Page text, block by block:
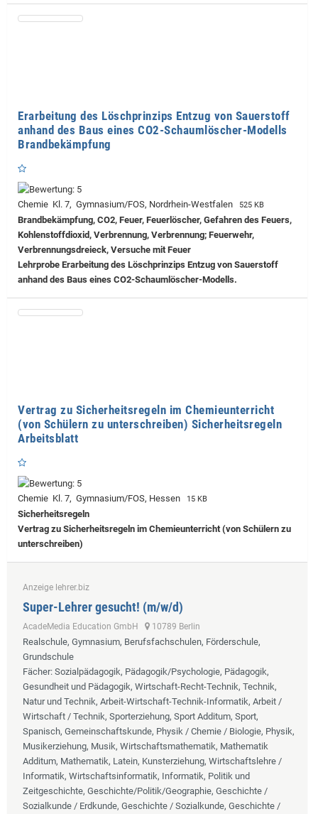
Erarbeitung des Löschprinzips Entzug von Sauerstoff
anhand des Baus eines CO2-Schaumlöscher-Modells
Brandbekämpfung
Chemie Kl. 7, Gymnasium/FOS, Nordrhein-Westfalen 525 KB
Brandbekämpfung, CO2, Feuer, Feuerlöscher, Gefahren des Feuers,
Kohlenstoffdioxid, Verbrennung, Verbrennung; Feuerwehr,
Verbrennungsdreieck, Versuche mit Feuer
Lehrprobe Erarbeitung des Löschprinzips Entzug von Sauerstoff
anhand des Baus eines CO2-Schaumlöscher-Modells.
Vertrag zu Sicherheitsregeln im Chemieunterricht
(von Schülern zu unterschreiben) Sicherheitsregeln
Arbeitsblatt
Chemie Kl. 7, Gymnasium/FOS, Hessen 15 KB
Sicherheitsregeln
Vertrag zu Sicherheitsregeln im Chemieunterricht (von Schülern zu
unterschreiben)
Anzeige lehrer.biz
Super-Lehrer gesucht! (m/w/d)
AcadeMedia Education GmbH 10789 Berlin
Realschule, Gymnasium, Berufsfachschulen, Förderschule,
Grundschule
Fächer: Sozialpädagogik, Pädagogik/Psychologie, Pädagogik,
Gesundheit und Pädagogik, Wirtschaft-Recht-Technik, Technik,
Natur und Technik, Arbeit-Wirtschaft-Technik-Informatik, Arbeit /
Wirtschaft / Technik, Sporterziehung, Sport Additum, Sport,
Spanisch, Gemeinschaftskunde, Physik / Chemie / Biologie, Physik,
Musikerziehung, Musik, Wirtschaftsmathematik, Mathematik
Additum, Mathematik, Latein, Kunsterziehung, Wirtschaftslehre /
Informatik, Wirtschaftsinformatik, Informatik, Politik und
Zeitgeschichte, Geschichte/Politik/Geographie, Geschichte /
Sozialkunde / Erdkunde, Geschichte / Sozialkunde, Geschichte /